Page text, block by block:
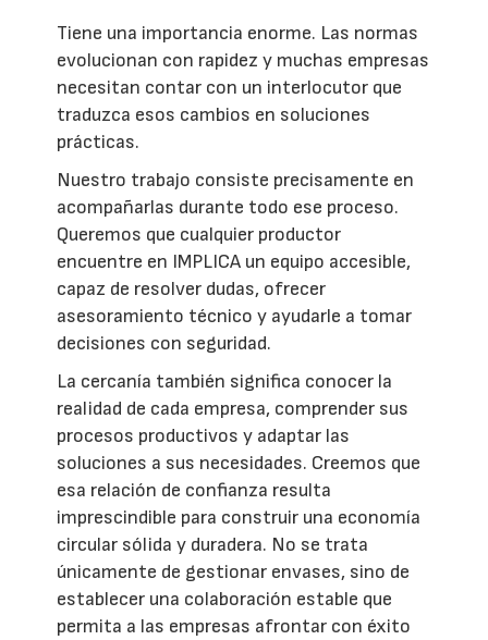
Tiene una importancia enorme. Las normas
evolucionan con rapidez y muchas empresas
necesitan contar con un interlocutor que
traduzca esos cambios en soluciones
prácticas.
Nuestro trabajo consiste precisamente en
acompañarlas durante todo ese proceso.
Queremos que cualquier productor
encuentre en IMPLICA un equipo accesible,
capaz de resolver dudas, ofrecer
asesoramiento técnico y ayudarle a tomar
decisiones con seguridad.
La cercanía también significa conocer la
realidad de cada empresa, comprender sus
procesos productivos y adaptar las
soluciones a sus necesidades. Creemos que
esa relación de confianza resulta
imprescindible para construir una economía
circular sólida y duradera. No se trata
únicamente de gestionar envases, sino de
establecer una colaboración estable que
permita a las empresas afrontar con éxito